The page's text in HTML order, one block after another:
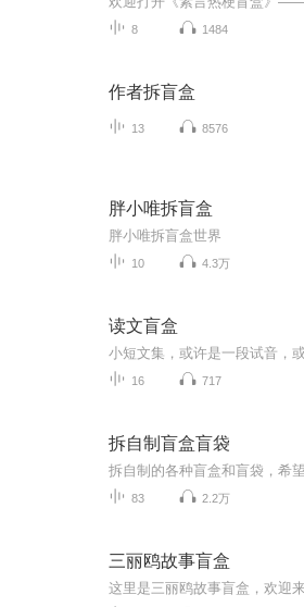
8 1484
作者拆盲盒
13 8576
胖小唯拆盲盒
胖小唯拆盲盒世界
10 4.3万
读文盲盒
16 717
拆自制盲盒盲袋
拆自制的各种盲盒和盲袋，希
83 2.2万
三丽鸥故事盲盒
这里是三丽鸥故事盲盒，欢迎